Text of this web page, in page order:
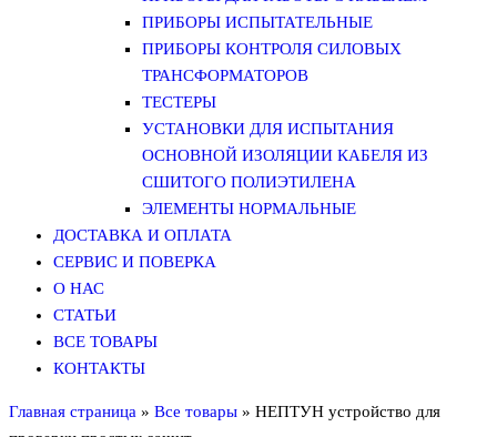
ПРИБОРЫ ИСПЫТАТЕЛЬНЫЕ
ПРИБОРЫ КОНТРОЛЯ СИЛОВЫХ
ТРАНСФОРМАТОРОВ
ТЕСТЕРЫ
УСТАНОВКИ ДЛЯ ИСПЫТАНИЯ
ОСНОВНОЙ ИЗОЛЯЦИИ КАБЕЛЯ ИЗ
СШИТОГО ПОЛИЭТИЛЕНА
ЭЛЕМЕНТЫ НОРМАЛЬНЫЕ
ДОСТАВКА И ОПЛАТА
СЕРВИС И ПОВЕРКА
О НАС
СТАТЬИ
ВСЕ ТОВАРЫ
КОНТАКТЫ
Главная страница » Все товары » НЕПТУН устройство для